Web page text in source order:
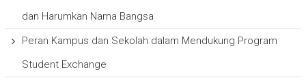
dan Harumkan Nama Bangsa
Peran Kampus dan Sekolah dalam Mendukung Program
Student Exchange